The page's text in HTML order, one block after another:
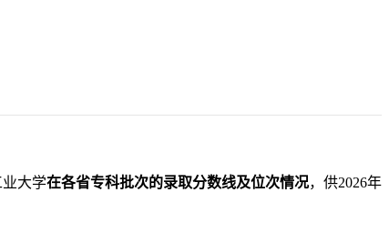
大学在各省专科批次的录取分数线及位次情况，供2026年